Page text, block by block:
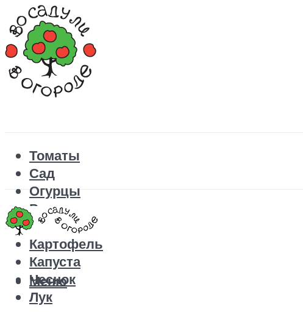
Томаты
Сад
Огурцы
Рецепты
Перец
Картофель
Капуста
Чеснок
Лук
Меню